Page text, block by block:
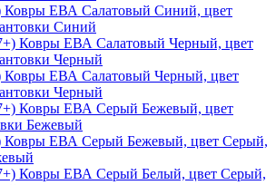
Ковры ЕВА Салатовый Синий, цвет
Синий
Ковры ЕВА Салатовый Черный, цвет
Черный
Ковры ЕВА Серый Бежевый, цвет Серый,